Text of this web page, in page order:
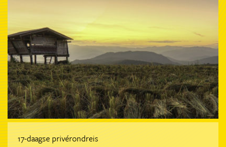
17-daagse privérondreis